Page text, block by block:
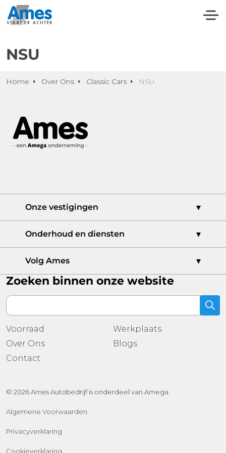
NSU
Home Over Ons Classic Cars NSU
Onze vestigingen
Ames Bedrijfswagencentrum
Ames Audi Centrum
CUPRA Garage Dordrecht
Ames Auto Casa
Ames Ridderkerk
Ames Sales Outlet Sliedrecht
Ames Oud-Beijerland
Onderhoud en diensten
Werkplaatsafspraak
Leasen
Gebruikte voorraad
Volg Ames
Zoeken binnen onze website
Voorraad
Werkplaats
Over Ons
Blogs
Contact
© 2026 Ames Autobedrijf is onderdeel van Amega
Algemene Voorwaarden
Privacyverklaring
Cookieverklaring